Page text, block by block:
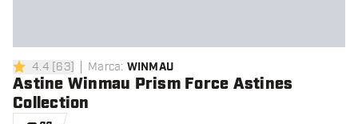
4.4 stelle di valutazione
4.4 [63] Marca: WINMAU
Astine Winmau Prism Force Astines
Collection